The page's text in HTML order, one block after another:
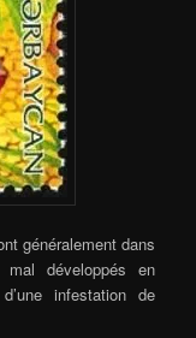
généralement dans
développés en
infestation de